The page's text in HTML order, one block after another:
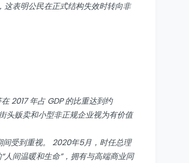
这表明公民在正式结构失效时转向非
2017 年占 GDP 的比重达到约
头贩卖和小型非正规企业视为有价值
受到重视。 2020年5月，时任总理
间温暖和生命”，拥有与高端商业同